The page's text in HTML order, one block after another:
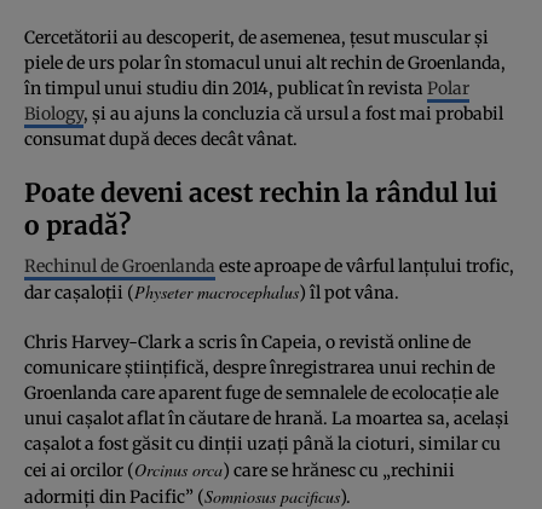
Cercetătorii au descoperit, de asemenea, țesut muscular și
piele de urs polar în stomacul unui alt rechin de Groenlanda,
în timpul unui studiu din 2014, publicat în revista Polar
Biology, și au ajuns la concluzia că ursul a fost mai probabil
consumat după deces decât vânat.
Poate deveni acest rechin la rândul lui
o pradă?
Rechinul de Groenlanda este aproape de vârful lanțului trofic,
dar cașaloții (Physeter macrocephalus) îl pot vâna.
Chris Harvey-Clark a scris în Capeia, o revistă online de
comunicare științifică, despre înregistrarea unui rechin de
Groenlanda care aparent fuge de semnalele de ecolocație ale
unui caşalot aflat în căutare de hrană. La moartea sa, același
cașalot a fost găsit cu dinții uzați până la cioturi, similar cu
cei ai orcilor (Orcinus orca) care se hrănesc cu „rechinii
adormiți din Pacific” (Somniosus pacificus).